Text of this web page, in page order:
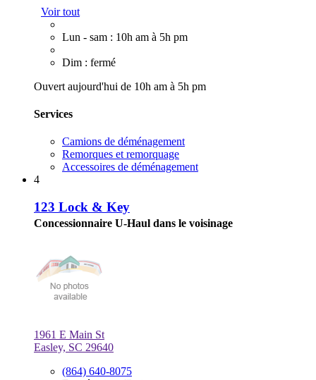
Voir tout
Lun - sam : 10h am à 5h pm
Dim : fermé
Ouvert aujourd'hui de 10h am à 5h pm
Services
Camions de déménagement
Remorques et remorquage
Accessoires de déménagement
4
123 Lock & Key
Concessionnaire U-Haul dans le voisinage
1961 E Main St
Easley, SC 29640
(864) 640-8075